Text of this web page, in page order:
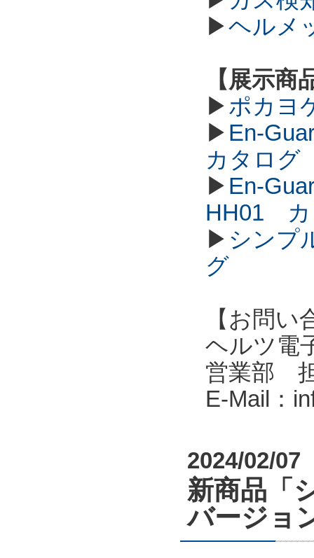
▶ヘルメ
【展示商
▶ポカヨ
▶ En-
カタログ
▶ En-
HH01 カ
▶ シンプ
グ
【お問い
ヘルツ電
営業部
E-Mail：
2024/02/07
新商品「
バージョ